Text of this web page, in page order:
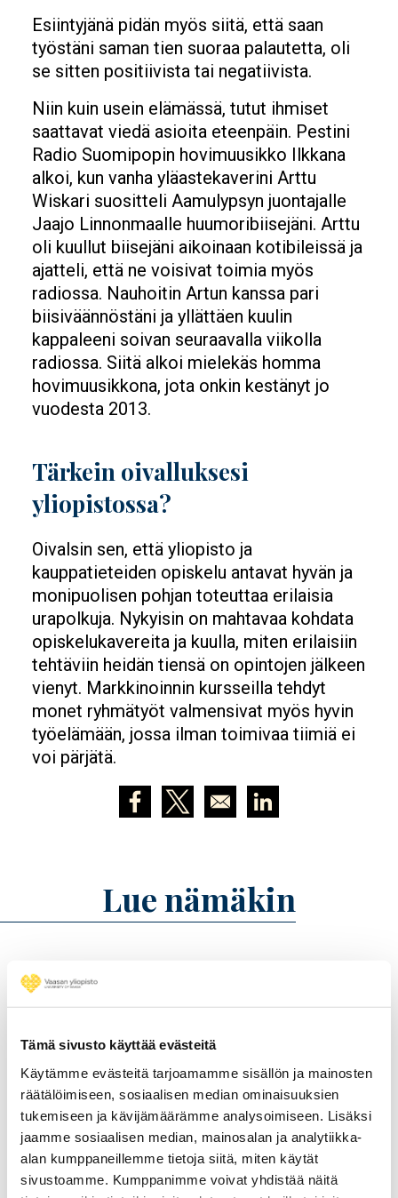
Tämä sivusto käyttää evästeitä
Käytämme evästeitä tarjoamamme sisällön ja mainosten
räätälöimiseen, sosiaalisen median ominaisuuksien
tukemiseen ja kävijämäärämme analysoimiseen. Lisäksi
jaamme sosiaalisen median, mainosalan ja analytiikka-
alan kumppaneillemme tietoja siitä, miten käytät
sivustoamme. Kumppanimme voivat yhdistää näitä
Esiintyjänä pidän myös siitä, että saan
työstäni saman tien suoraa palautetta, oli
se sitten positiivista tai negatiivista.
Niin kuin usein elämässä, tutut ihmiset
saattavat viedä asioita eteenpäin. Pestini
Radio Suomipopin hovimuusikko Ilkkana
alkoi, kun vanha yläastekaverini Arttu
Wiskari suositteli Aamulypsyn juontajalle
Jaajo Linnonmaalle huumoribiisejäni. Arttu
oli kuullut biisejäni aikoinaan kotibileissä ja
ajatteli, että ne voisivat toimia myös
radiossa. Nauhoitin Artun kanssa pari
biisiväännöstäni ja yllättäen kuulin
kappaleeni soivan seuraavalla viikolla
radiossa. Siitä alkoi mielekäs homma
hovimuusikkona, jota onkin kestänyt jo
vuodesta 2013.
Tärkein oivalluksesi
yliopistossa?
Oivalsin sen, että yliopisto ja
kauppatieteiden opiskelu antavat hyvän ja
monipuolisen pohjan toteuttaa erilaisia
urapolkuja. Nykyisin on mahtavaa kohdata
opiskelukavereita ja kuulla, miten erilaisiin
tehtäviin heidän tiensä on opintojen jälkeen
vienyt. Markkinoinnin kursseilla tehdyt
monet ryhmätyöt valmensivat myös hyvin
työelämään, jossa ilman toimivaa tiimiä ei
voi pärjätä.
Opens in a new window
Opens in a new window
Opens in a new
Lue nämäkin